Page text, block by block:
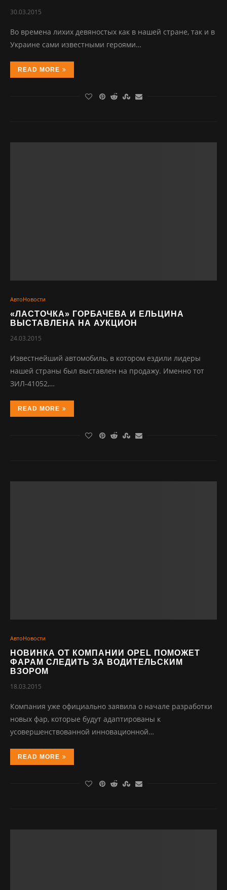
30.03.2015
Во времена лихих девяностых как в нашей стране, так и в
Украине сами известными героями…
READ MORE
АвтоНовости
«ЛАСТОЧКА» ГОРБАЧЕВА И ЕЛЬЦИНА
ВЫСТАВЛЕНА НА АУКЦИОН
24.03.2015
Известнейший автомобиль, в котором ездили лидеры
нашей страны был выставлен на продажу. Именно тот
ЗИЛ-41052,…
READ MORE
АвтоНовости
НОВИНКА ОТ КОМПАНИИ OPEL ПОМОЖЕТ
ФАРАМ СЛЕДИТЬ ЗА ВОДИТЕЛЬСКИМ
ВЗОРОМ
18.03.2015
Компания уже официально заявила о начале разработки
новых фар, которые будут адаптированы к
усовершенствованной инновационной…
READ MORE